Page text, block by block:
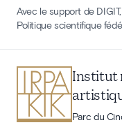
Avec le support de
Politique scientifique
Institut
Parc du